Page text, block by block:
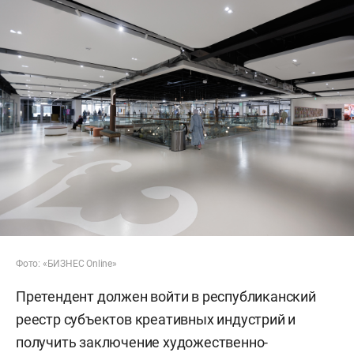
Фото: «БИЗНЕС Online»
Претендент должен войти в республиканский
реестр субъектов креативных индустрий и
получить заключение художественно-